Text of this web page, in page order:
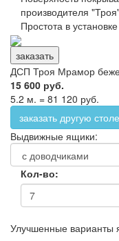
производителя
Простота в
заказать
ДСП Троя Мрамор
15 600 руб.
5.2 м. = 81 120 руб.
заказать другую
Выдвижные ящики:
Кол-во:
Улучшенные варианты